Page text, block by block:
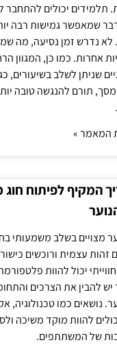
תלמידים יכולים להתחבר
שמאפשר גמישות רבה
נדרש זמן נסיעה, מה
אחרות. כמו כן, המגוון
שניתן לשלב בשיעורים,
מסך, תורם להנגשה טובה
המאמר »
המקיף לפיתוח חוג
מצויים בשלב משמעותי
זהות עצמית ורוכשים
יכול להוות
יש להבין את הצרכים
נושאים כמו טכנולוגיה,
להוות מוקד משיכה
של המשתתפים.